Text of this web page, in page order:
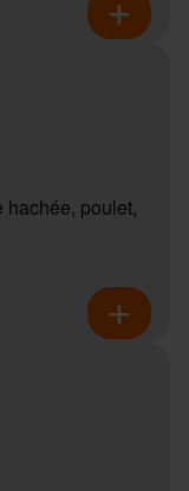
hachée, poulet,